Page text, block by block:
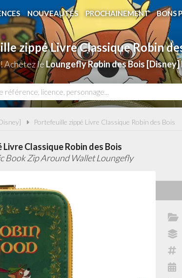
NOUVEAUTÉS PROCHAINEMENT BONS
zippé Livre Classique Robin
Achetez leLoungefly Robin des Bois
Portefeuille zippé Livre Classique Robin des Bois
Classique Robin des Bois
Book Zip Around Wallet Loungefly